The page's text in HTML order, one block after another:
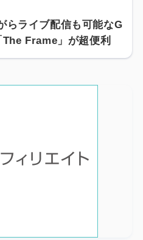
らライブ配信も可能なG
Frame」が超便利